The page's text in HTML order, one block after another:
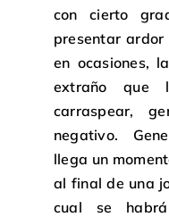
con cierto
presentar
en ocasiones,
extraño
carraspear,
negativo.
llega un
al final de una
cual se